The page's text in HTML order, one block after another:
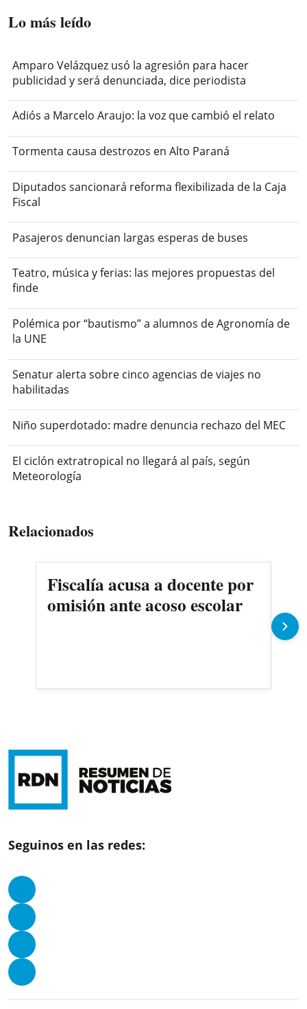
Lo más leído
Amparo Velázquez usó la agresión para hacer
publicidad y será denunciada, dice periodista
Adiós a Marcelo Araujo: la voz que cambió el relato
Tormenta causa destrozos en Alto Paraná
Diputados sancionará reforma flexibilizada de la Caja
Fiscal
Pasajeros denuncian largas esperas de buses
Teatro, música y ferias: las mejores propuestas del
finde
Polémica por “bautismo” a alumnos de Agronomía de
la UNE
Senatur alerta sobre cinco agencias de viajes no
habilitadas
Niño superdotado: madre denuncia rechazo del MEC
El ciclón extratropical no llegará al país, según
Meteorología
Relacionados
Fiscalía acusa a docente por
omisión ante acoso escolar
Seguinos en las redes: